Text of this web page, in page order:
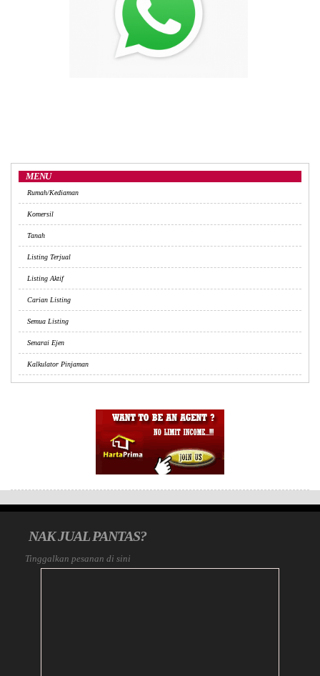
MENU
Rumah/Kediaman
Komersil
Tanah
Listing Terjual
Listing Aktif
Carian Listing
Semua Listing
Senarai Ejen
Kalkulator Pinjaman
NAK JUAL PANTAS?
Tinggalkan pesanan di sini